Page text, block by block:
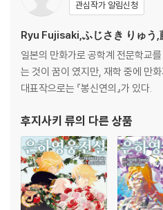
관심작가 알림신청
Ryu Fujisaki,ふじさき りゅう,
일본의 만화가로 공학계 전문학교
는 것이 꿈이 였지만, 재학 중에 만
대표작으로는 『봉신연의』가 있다.
후지사키 류의 다른 상품